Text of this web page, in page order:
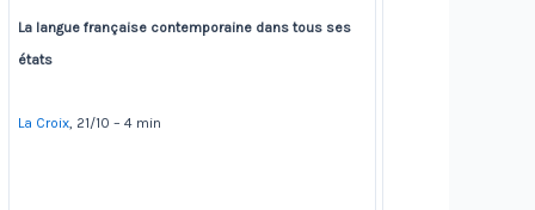
La langue française contemporaine dans tous ses
états
La Croix, 21/10 – 4 min